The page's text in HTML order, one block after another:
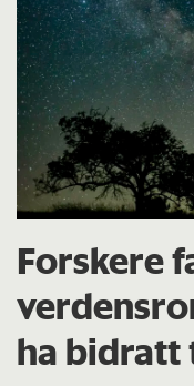
Forskere
ha bidratt